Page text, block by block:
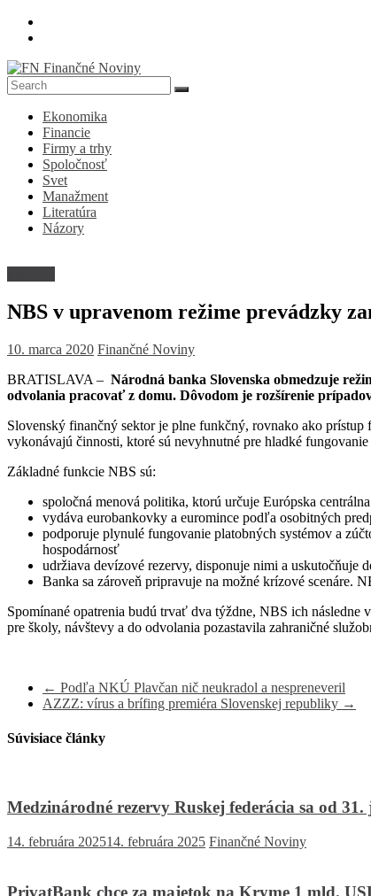
Skip
FN
Finančné
Noviny
Denník
ekonomike
spoločnosti
Ekonomika
Financie
Firmy a trhy
Spoločnosť
Svet
Manažment
Literatúra
Názory
NBS v upravenom režime prevádzky
10. marca 2020 Finančné Noviny
BRATISLAVA – Národná banka Slovenska obmedzuje
odvolania pracovať z domu. Dôvodom je rozšírenie
Slovenský finančný sektor je plne funkčný, rovnako ako
vykonávajú činnosti, ktoré sú nevyhnutné pre hladké
Základné funkcie NBS sú:
spoločná menová politika, ktorú určuje Európska
vydáva eurobankovky a euromince podľa osobitných
podporuje plynulé fungovanie platobných systémov a
hospodárnosť
udržiava devízové rezervy, disponuje nimi a uskutočňuje
Banka sa zároveň pripravuje na možné krízové scenáre.
Spomínané opatrenia budú trvať dva týždne, NBS ich
pre školy, návštevy a do odvolania pozastavila zahraničné
← Podľa NKÚ Plavčan nič neukradol a nespreneveril
AZZZ: vírus a brífing premiéra Slovenskej republiky →
Súvisiace články
Medzinárodné rezervy Ruskej federácia sa od
14. februára 202514. februára 2025 Finančné Noviny
PrivatBank chce za majetok na Kryme 1 mld.